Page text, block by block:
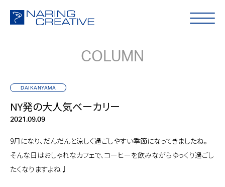
COLUMN
DAIKANYAMA
NY発の大人気ベーカリー
2021.09.09
9月になり、だんだんと涼しく過ごしやすい季節になってきましたね。
そんな日はおしゃれなカフェで、コーヒーを飲みながらゆっくり過ごし
たくなりますよね♩